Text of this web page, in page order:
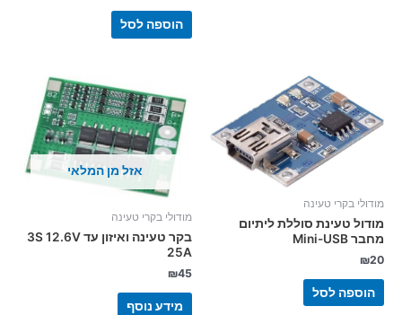
הוספה לסל
מודולי בקרי טעינה
מודול טעינת סוללת ליתיום
מחבר Mini-USB
₪20
הוספה לסל
אזל מן המלאי
מודולי בקרי טעינה
בקר טעינה ואיזון עד 3S 12.6V
25A
₪45
מידע נוסף